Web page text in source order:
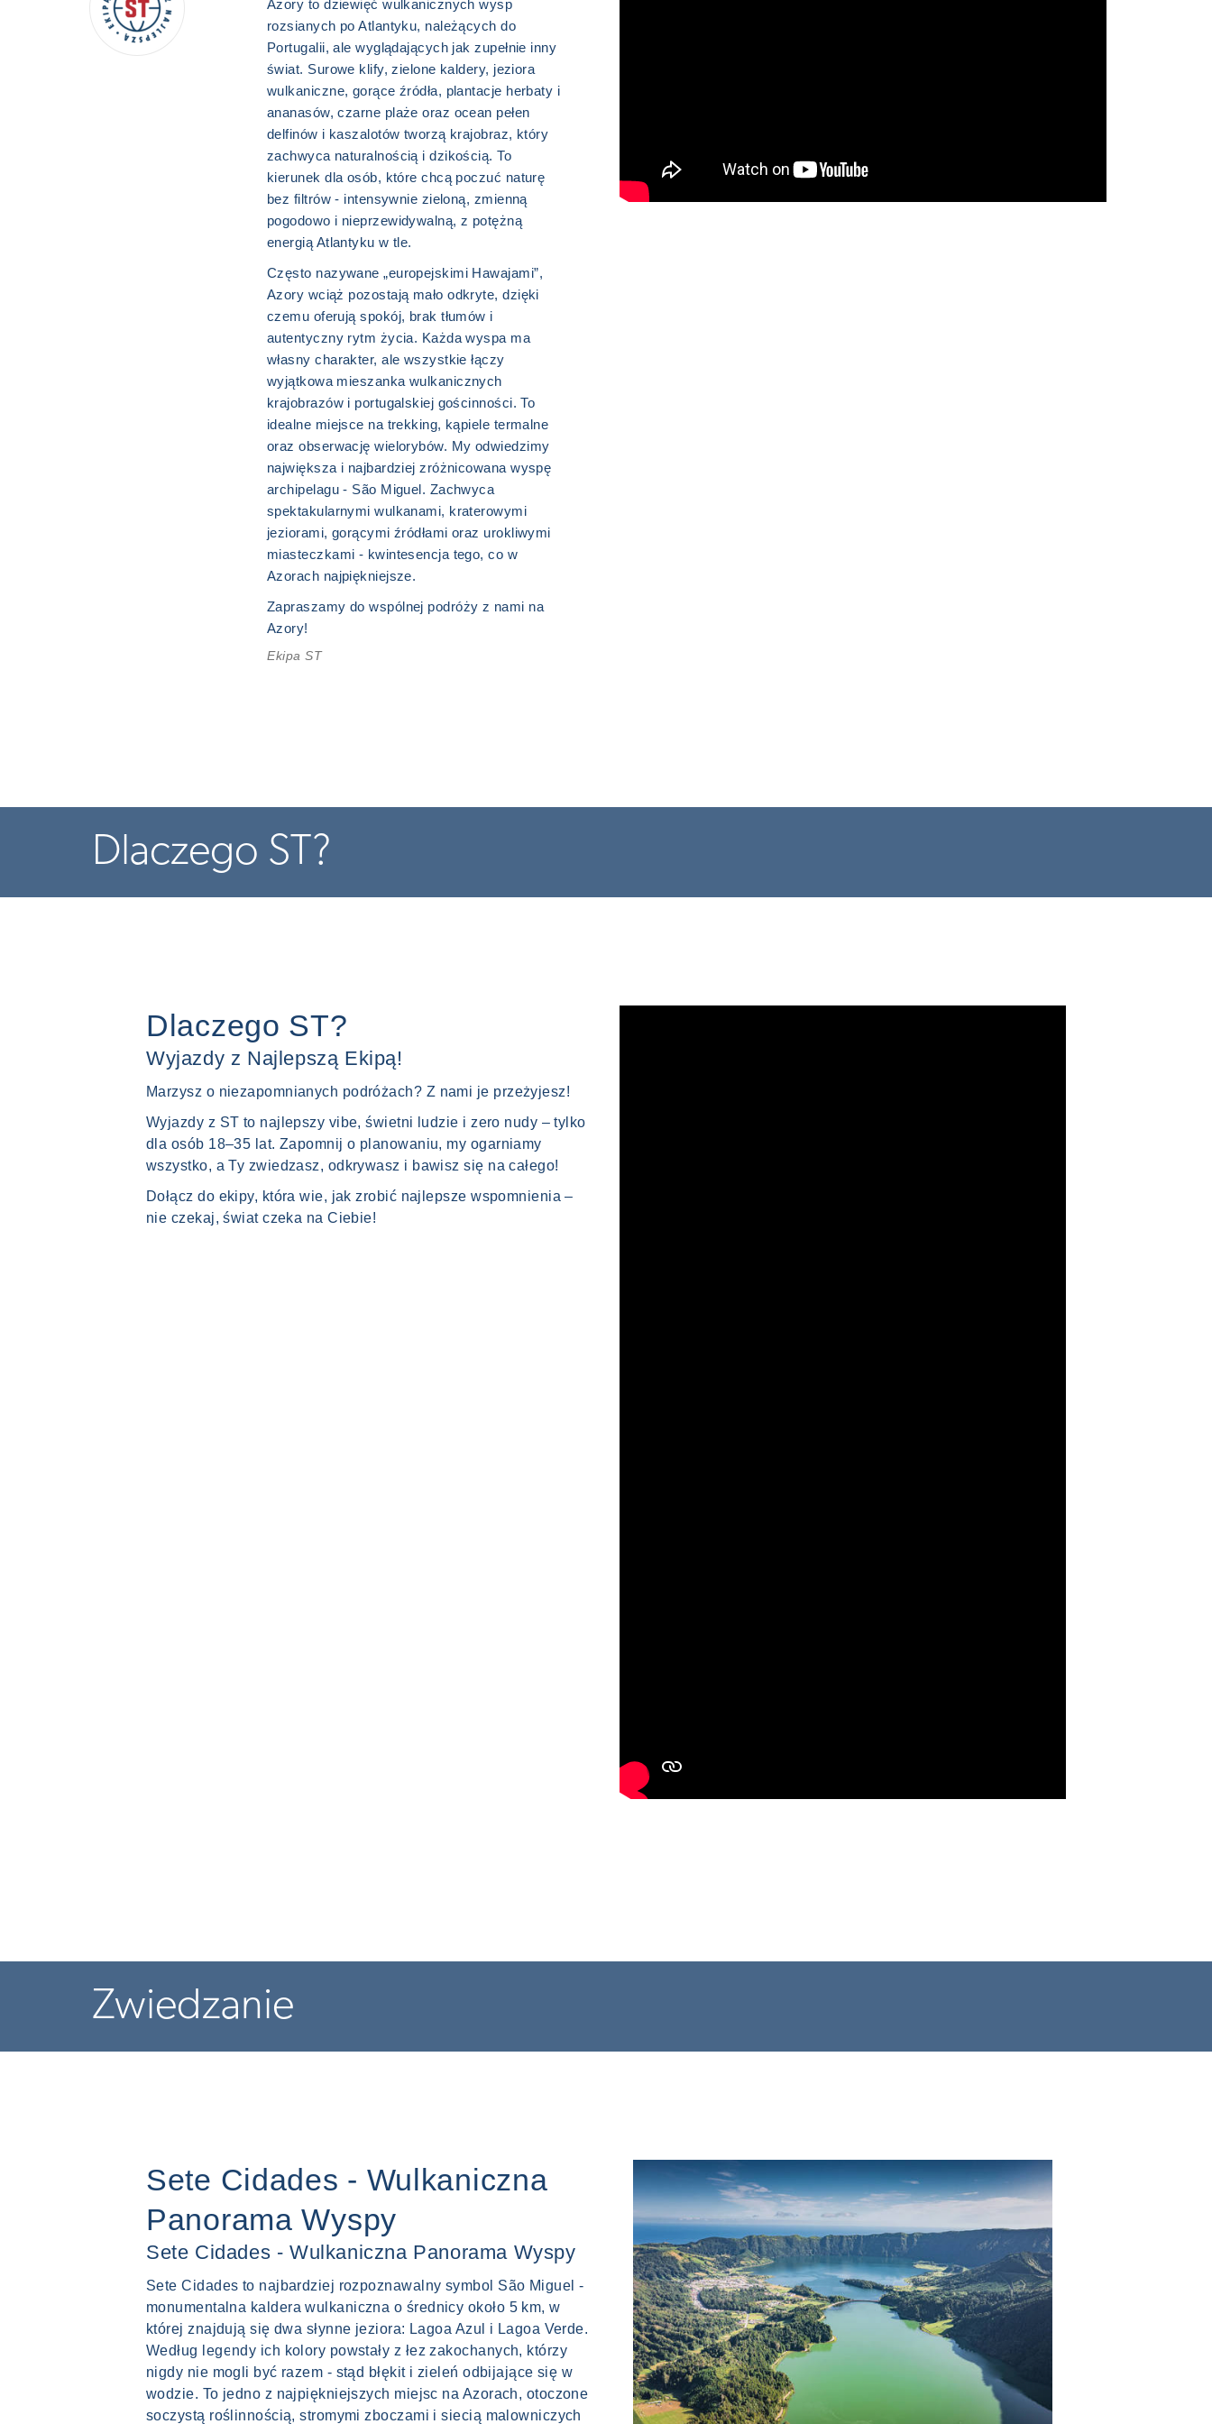
Azory to dziewięć wulkanicznych wysp
rozsianych po Atlantyku, należących do
Portugalii, ale wyglądających jak zupełnie inny
świat. Surowe klify, zielone kaldery, jeziora
wulkaniczne, gorące źródła, plantacje herbaty i
ananasów, czarne plaże oraz ocean pełen
delfinów i kaszalotów tworzą krajobraz, który
zachwyca naturalnością i dzikością. To
kierunek dla osób, które chcą poczuć naturę
bez filtrów - intensywnie zieloną, zmienną
pogodowo i nieprzewidywalną, z potężną
energią Atlantyku w tle.
Często nazywane „europejskimi Hawajami”,
Azory wciąż pozostają mało odkryte, dzięki
czemu oferują spokój, brak tłumów i
autentyczny rytm życia. Każda wyspa ma
własny charakter, ale wszystkie łączy
wyjątkowa mieszanka wulkanicznych
krajobrazów i portugalskiej gościnności. To
idealne miejsce na trekking, kąpiele termalne
oraz obserwację wielorybów. My odwiedzimy
największa i najbardziej zróżnicowana wyspę
archipelagu - São Miguel. Zachwyca
spektakularnymi wulkanami, kraterowymi
jeziorami, gorącymi źródłami oraz urokliwymi
miasteczkami - kwintesencja tego, co w
Azorach najpiękniejsze.
Zapraszamy do wspólnej podróży z nami na
Azory!
Ekipa ST
Dlaczego ST?
Dlaczego ST?
Wyjazdy z Najlepszą Ekipą!
Marzysz o niezapomnianych podróżach? Z nami je przeżyjesz!
Wyjazdy z ST to najlepszy vibe, świetni ludzie i zero nudy – tylko
dla osób 18–35 lat. Zapomnij o planowaniu, my ogarniamy
wszystko, a Ty zwiedzasz, odkrywasz i bawisz się na całego!
Dołącz do ekipy, która wie, jak zrobić najlepsze wspomnienia –
nie czekaj, świat czeka na Ciebie!
Zwiedzanie
Sete Cidades - Wulkaniczna
Panorama Wyspy
Sete Cidades - Wulkaniczna Panorama Wyspy
Sete Cidades to najbardziej rozpoznawalny symbol São Miguel -
monumentalna kaldera wulkaniczna o średnicy około 5 km, w
której znajdują się dwa słynne jeziora: Lagoa Azul i Lagoa Verde.
Według legendy ich kolory powstały z łez zakochanych, którzy
nigdy nie mogli być razem - stąd błękit i zieleń odbijające się w
wodzie. To jedno z najpiękniejszych miejsc na Azorach, otoczone
soczystą roślinnością, stromymi zboczami i siecią malowniczych